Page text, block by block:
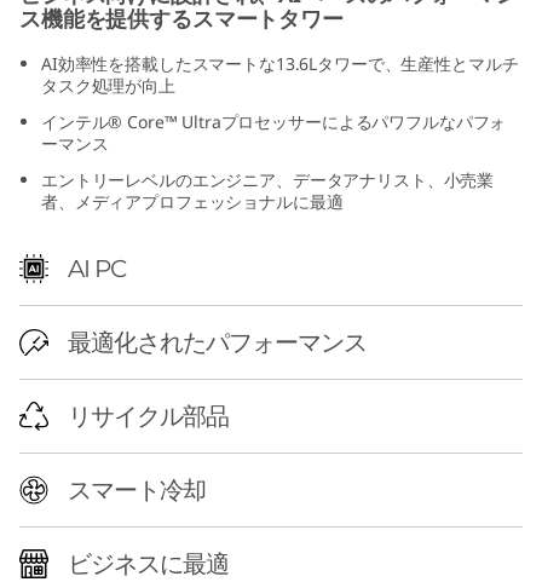
e
n
6
n
e
ス機能を提供するスマートタワー
AI効率性を搭載したスマートな13.6Lタワーで、生産性とマルチ
タスク処理が向上
インテル® Core™ Ultraプロセッサーによるパワフルなパフォ
ーマンス
エントリーレベルのエンジニア、データアナリスト、小売業
者、メディアプロフェッショナルに最適
AI PC
最適化されたパフォーマンス
リサイクル部品
スマート冷却
ビジネスに最適